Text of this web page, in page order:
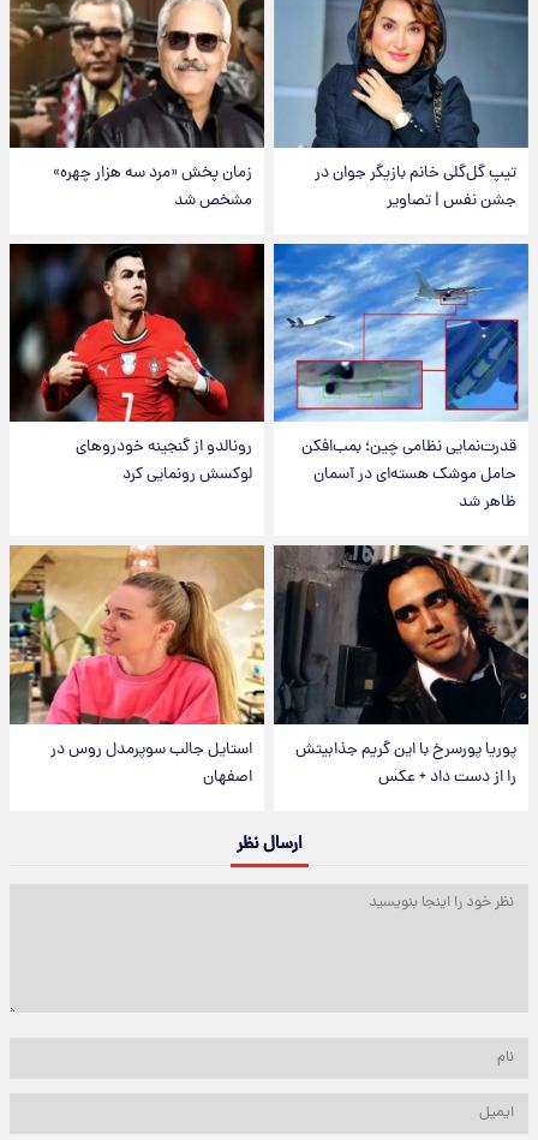
تیپ گل‌گلی خانم بازیگر جوان در
جشن نفس | تصاویر
زمان پخش «مرد سه هزار چهره»
مشخص شد
قدرت‌نمایی نظامی چین؛ بمب‌افکن
حامل موشک هسته‌ای در آسمان
ظاهر شد
رونالدو از گنجینه خودروهای
لوکسش رونمایی کرد
پوریا پورسرخ با این گریم جذابیتش
را از دست داد + عکس
استایل جالب سوپرمدل روس در
اصفهان
ارسال نظر